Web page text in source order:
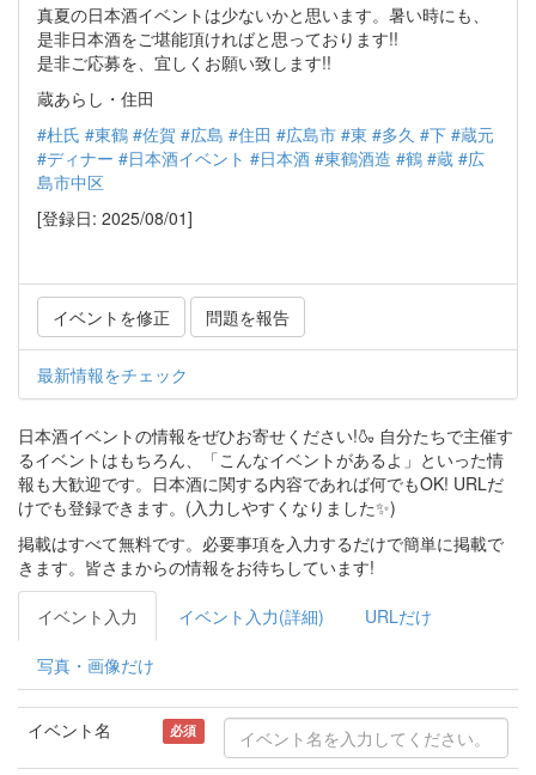
真夏の日本酒イベントは少ないかと思います。暑い時にも、
是非日本酒をご堪能頂ければと思っております!!
是非ご応募を、宜しくお願い致します!!
蔵あらし・住田
#杜氏 #東鶴 #佐賀 #広島 #住田 #広島市 #東 #多久 #下 #蔵元
#ディナー #日本酒イベント #日本酒 #東鶴酒造 #鶴 #蔵 #広
島市中区
[登録日: 2025/08/01]
イベントを修正 問題を報告
最新情報をチェック
日本酒イベントの情報をぜひお寄せください!🍶 自分たちで主催す
るイベントはもちろん、「こんなイベントがあるよ」といった情
報も大歓迎です。日本酒に関する内容であれば何でもOK! URLだ
けでも登録できます。(入力しやすくなりました✨)
掲載はすべて無料です。必要事項を入力するだけで簡単に掲載で
きます。皆さまからの情報をお待ちしています!
イベント入力 イベント入力(詳細) URLだけ
写真・画像だけ
イベント名 必須